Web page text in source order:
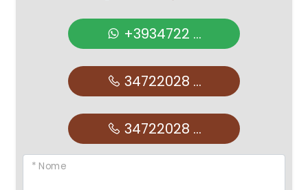
+3934722 ...
34722028 ...
34722028 ...
* Nome